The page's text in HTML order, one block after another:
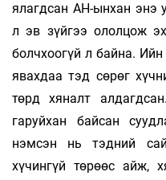
ялагдсан АН-ынхан энэ
л эв зүйгээ ололцож
болчхоогүй л байна.
явахдаа тэд сөрөг
төрд хяналт
гаруйхан байсан
нэмсэн нь тэдний
хүчингүй төрөөс айж,